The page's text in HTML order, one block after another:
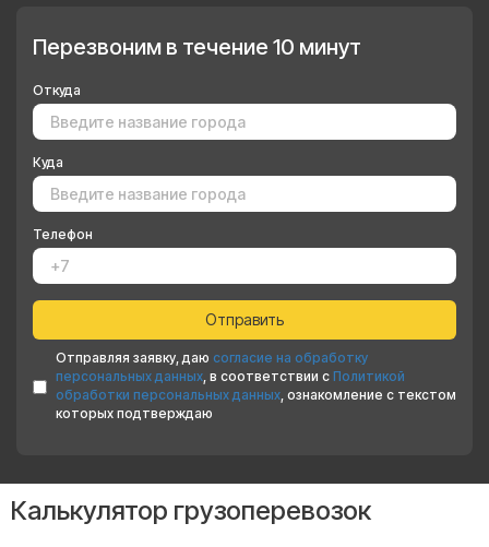
Перезвоним в течение 10 минут
Откуда
Куда
Телефон
Отправляя заявку, даю согласие на обработку
персональных данных, в соответствии с Политикой
обработки персональных данных, ознакомление с текстом
которых подтверждаю
Калькулятор грузоперевозок